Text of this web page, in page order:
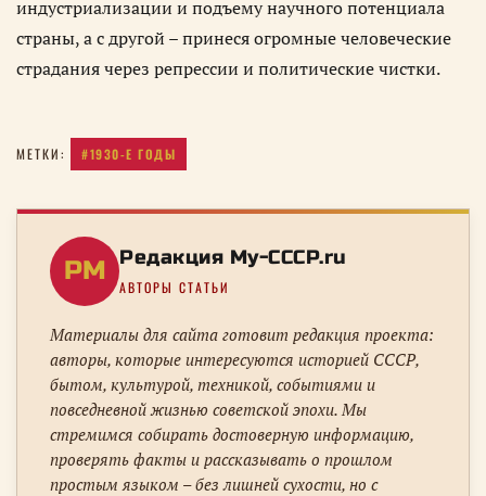
индустриализации и подъему научного потенциала
страны, а с другой – принеся огромные человеческие
страдания через репрессии и политические чистки.
МЕТКИ: #1930-Е ГОДЫ
РM Редакция My-CCCP.ru
АВТОРЫ СТАТЬИ
Материалы для сайта готовит редакция проекта:
авторы, которые интересуются историей СССР,
бытом, культурой, техникой, событиями и
повседневной жизнью советской эпохи. Мы
стремимся собирать достоверную информацию,
проверять факты и рассказывать о прошлом
простым языком – без лишней сухости, но с